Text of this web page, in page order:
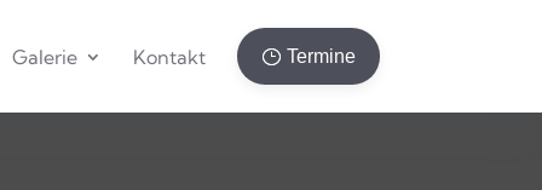
Galerie Kontakt Termine